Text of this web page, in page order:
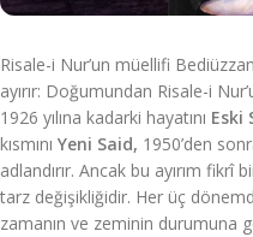
Risale-i Nur’un müellifi
ayırır: Doğumundan Risale-i
1926 yılına kadarki hayatını Eski
kısmını Yeni Said, 1950’den
adlandırır. Ancak bu ayırım
tarz değişikliğidir. Her üç
zamanın ve zeminin durumuna